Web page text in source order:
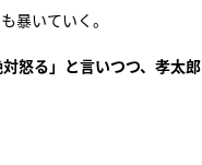
暴いていく。
怒る」と言いつつ、孝太郎